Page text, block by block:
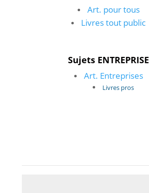
Art. pour tous
Livres tout public
Sujets ENTREPRISE
Art. Entreprises
Livres pros